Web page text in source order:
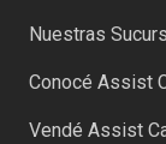
Nuestras
Conocé Assist
Vendé Assist